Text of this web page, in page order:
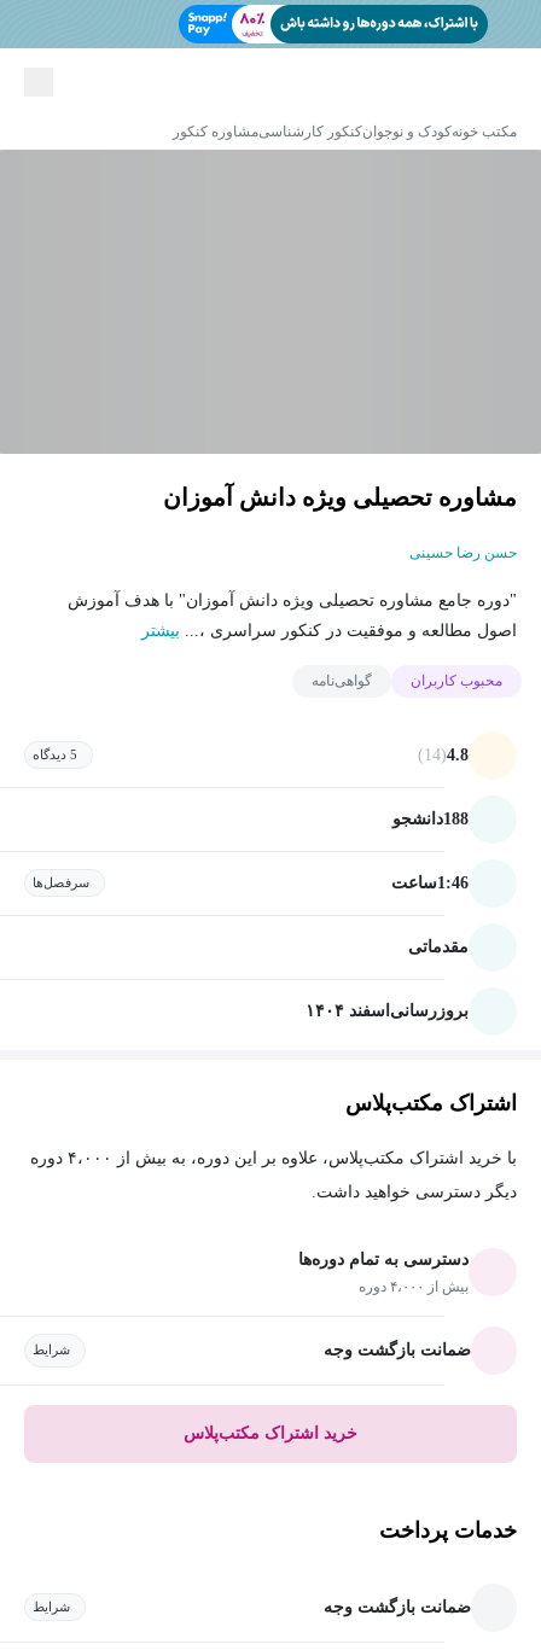
مکتب خونهکودک و نوجوانکنکور کارشناسیمشاوره کنکور
مشاوره تحصیلی ویژه دانش آموزان
حسن رضا حسینی
"دوره جامع مشاوره تحصیلی ویژه دانش آموزان" با هدف آموزش
اصول مطالعه و موفقیت در کنکور سراسری ،... بیشتر
محبوب کاربران گواهی‌نامه
4.8
(14) 5 دیدگاه
188دانشجو
1:46ساعت سرفصل‌ها
مقدماتی
بروزرسانی اسفند ۱۴۰۴
اشتراک مکتب‌پلاس
با خرید اشتراک مکتب‌پلاس، علاوه بر این دوره، به بیش از ۴،۰۰۰ دوره
دیگر دسترسی خواهید داشت.
دسترسی به تمام دوره‌ها
بیش از ۴،۰۰۰ دوره
ضمانت بازگشت وجه شرایط
خرید اشتراک مکتب‌پلاس
خدمات پرداخت
ضمانت بازگشت وجه شرایط